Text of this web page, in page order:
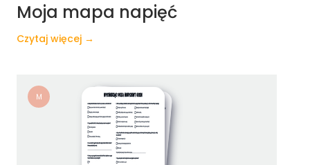
Moja mapa napięć
Czytaj więcej →
M